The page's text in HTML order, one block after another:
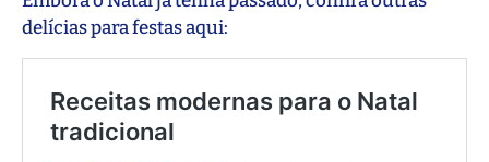
delícias para festas aqui: